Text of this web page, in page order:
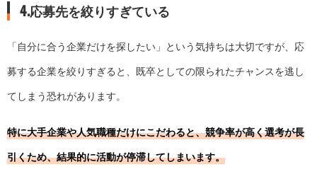
4.応募先を絞りすぎている
「自分に合う企業だけを探したい」という気持ちは大切ですが、応
募する企業を絞りすぎると、既卒としての限られたチャンスを逃し
てしまう恐れがあります。
特に大手企業や人気職種だけにこだわると、競争率が高く選考が長
引くため、結果的に活動が停滞してしまいます。